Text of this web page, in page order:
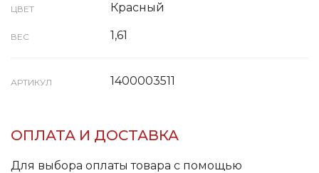
ЦВЕТ Красный
ВЕС 1,61
АРТИКУЛ 1400003511
ОПЛАТА И ДОСТАВКА
Для выбора оплаты товара с помощью